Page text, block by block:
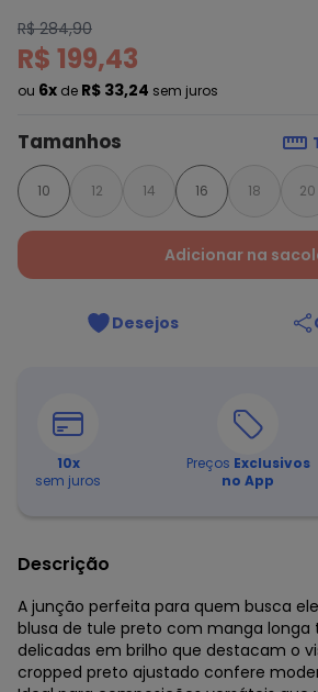
R$ 284,90
R$ 199,43
ou 6x de R$ 33,24 sem juros
Tamanhos
10 12 14 16 18 20
Adicionar na
Desejos
10x
sem juros
Preços Exclusivos
no App
Descrição
A junção perfeita para quem busca
blusa de tule preto com manga longa
delicadas em brilho que destacam o
cropped preto ajustado confere